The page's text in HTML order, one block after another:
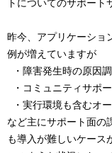
トについてのサポート
昨今、アプリケーショ
例が増えていますが
・障害発生時の原因
・コミュニティサポ
・実行環境も含むオ
など主にサポート面の
も導入が難しいケース